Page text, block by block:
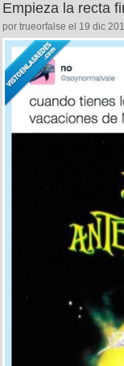
Empieza la recta
por trueorfalse el 19 dic